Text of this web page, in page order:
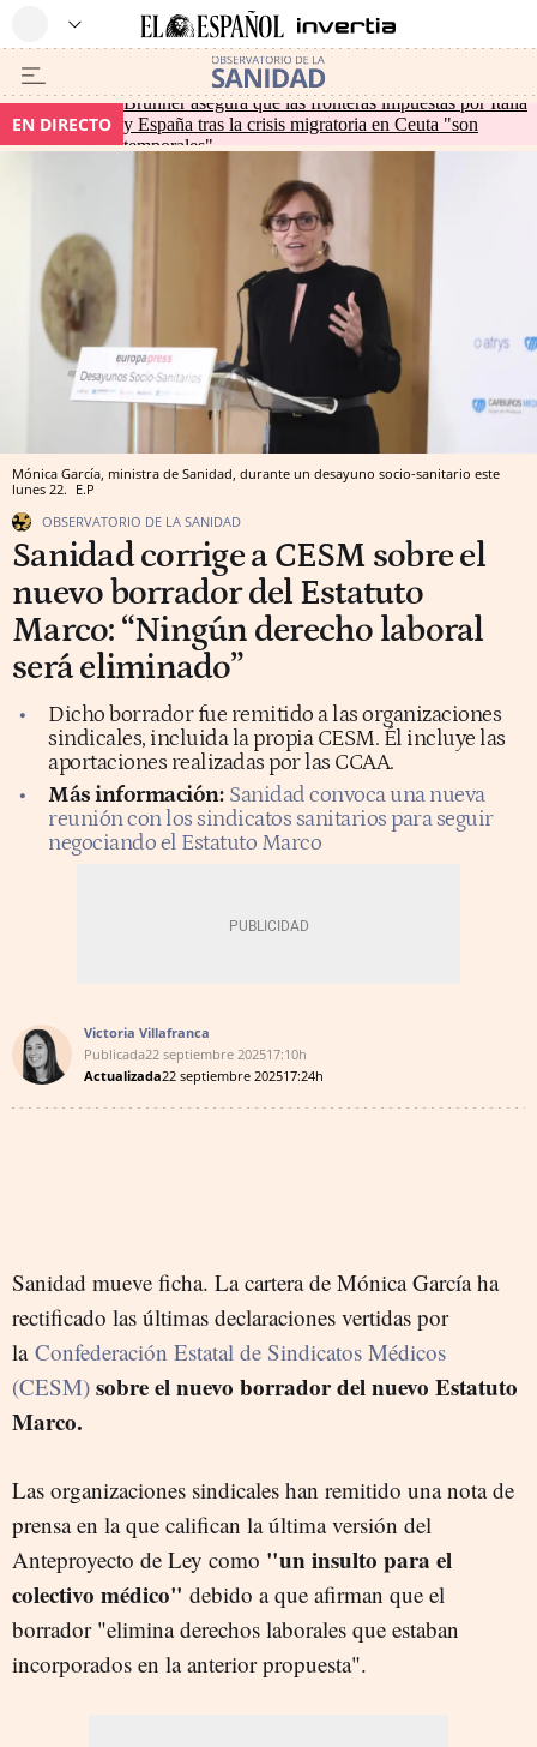
EN DIRECTO
Brunner asegura que las fronteras impuestas por Italia
y España tras la crisis migratoria en Ceuta "son
temporales"
Mónica García, ministra de Sanidad, durante un desayuno socio-sanitario este
lunes 22. E.P
OBSERVATORIO DE LA SANIDAD
Sanidad corrige a CESM sobre el
nuevo borrador del Estatuto
Marco: “Ningún derecho laboral
será eliminado”
Dicho borrador fue remitido a las organizaciones
sindicales, incluida la propia CESM. Él incluye las
aportaciones realizadas por las CCAA.
Más información: Sanidad convoca una nueva
reunión con los sindicatos sanitarios para seguir
negociando el Estatuto Marco
Victoria Villafranca
Publicada22 septiembre 202517:10h
Actualizada22 septiembre 202517:24h
Sanidad mueve ficha. La cartera de Mónica García ha
rectificado las últimas declaraciones vertidas por
la Confederación Estatal de Sindicatos Médicos
(CESM) sobre el nuevo borrador del nuevo Estatuto
Marco.
Las organizaciones sindicales han remitido una nota de
prensa en la que califican la última versión del
Anteproyecto de Ley como "un insulto para el
colectivo médico" debido a que afirman que el
borrador "elimina derechos laborales que estaban
incorporados en la anterior propuesta".